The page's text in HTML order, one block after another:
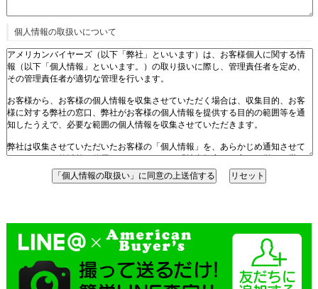
個人情報の取扱いについて